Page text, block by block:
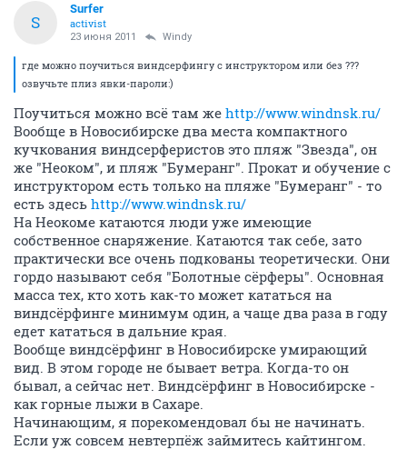
S
Surfer
activist
23 июня 2011 Windy
где можно поучиться виндсерфингу с инструктором или без ???
озвучьте плиз явки-пароли:)
Поучиться можно всё там же http://www.windnsk.ru/
Вообще в Новосибирске два места компактного
кучкования виндсерферистов это пляж "Звезда", он
же "Неоком", и пляж "Бумеранг". Прокат и обучение с
инструктором есть только на пляже "Бумеранг" - то
есть здесь http://www.windnsk.ru/
На Неокоме катаются люди уже имеющие
собственное снаряжение. Катаются так себе, зато
практически все очень подкованы теоретически. Они
гордо называют себя "Болотные сёрферы". Основная
масса тех, кто хоть как-то может кататься на
виндсёрфинге минимум один, а чаще два раза в году
едет кататься в дальние края.
Вообще виндсёрфинг в Новосибирске умирающий
вид. В этом городе не бывает ветра. Когда-то он
бывал, а сейчас нет. Виндсёрфинг в Новосибирске -
как горные лыжи в Сахаре.
Начинающим, я порекомендовал бы не начинать.
Если уж совсем невтерпёж займитесь кайтингом.